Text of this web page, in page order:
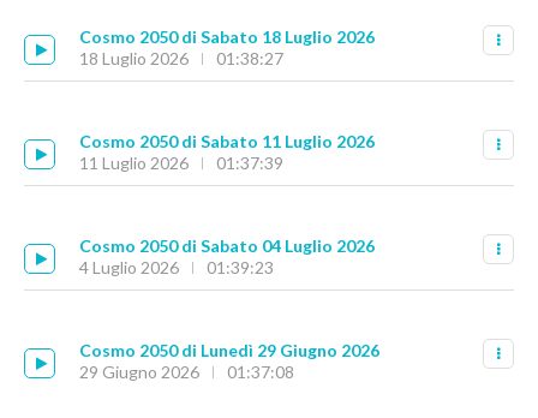
Cosmo 2050 di Sabato 18 Luglio 2026
18 Luglio 2026
01:38:27
Cosmo 2050 di Sabato 11 Luglio 2026
11 Luglio 2026
01:37:39
Cosmo 2050 di Sabato 04 Luglio 2026
4 Luglio 2026
01:39:23
Cosmo 2050 di Lunedì 29 Giugno 2026
29 Giugno 2026
01:37:08